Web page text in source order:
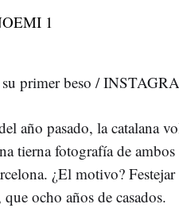
primer beso /
año pasado, la catalana
tierna fotografía de
¿El motivo?
ocho años de casados.